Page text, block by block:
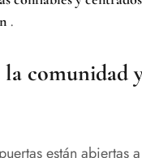
.
comunidad
están abiertas